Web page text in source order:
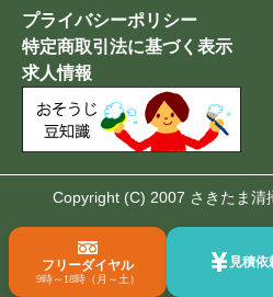
プライバシーポリシー
特定商取引法に基づく表示
求人情報
Copyright (C) 2007 さきたま清
フリーダイヤル
9時～18時（月～土）
見積依